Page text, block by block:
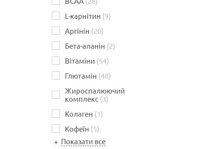
L-карнітин (9)
Аргінін (20)
Бета-аланін (2)
Вітаміни (54)
Глютамін (48)
Жироспалюючий
комплекс (3)
Колаген (1)
Кофеїн (5)
+ Показати все